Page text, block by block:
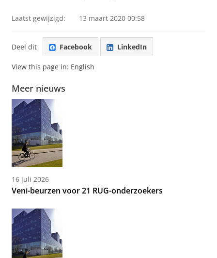
Laatst gewijzigd: 13 maart 2020 00:58
Deel dit Facebook LinkedIn
View this page in: English
Meer nieuws
16 juli 2026
Veni-beurzen voor 21 RUG-onderzoekers